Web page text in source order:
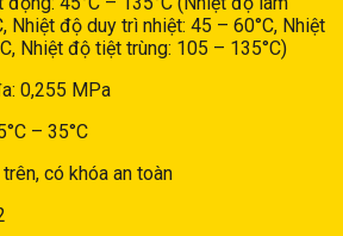
Nhiệt độ duy trì nhiệt: 45 – 60°C, Nhiệt
Nhiệt độ tiệt trùng: 105 – 135°C)
0,255 MPa
– 35°C
có khóa an toàn